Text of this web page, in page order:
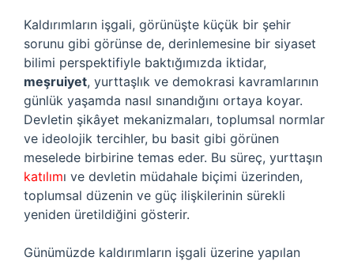
Kaldırımların işgali, görünüşte küçük bir şehir
sorunu gibi görünse de, derinlemesine bir siyaset
bilimi perspektifiyle baktığımızda iktidar,
meşruiyet, yurttaşlık ve demokrasi kavramlarının
günlük yaşamda nasıl sınandığını ortaya koyar.
Devletin şikâyet mekanizmaları, toplumsal normlar
ve ideolojik tercihler, bu basit gibi görünen
meselede birbirine temas eder. Bu süreç, yurttaşın
katılımı ve devletin müdahale biçimi üzerinden,
toplumsal düzenin ve güç ilişkilerinin sürekli
yeniden üretildiğini gösterir.
Günümüzde kaldırımların işgali üzerine yapılan